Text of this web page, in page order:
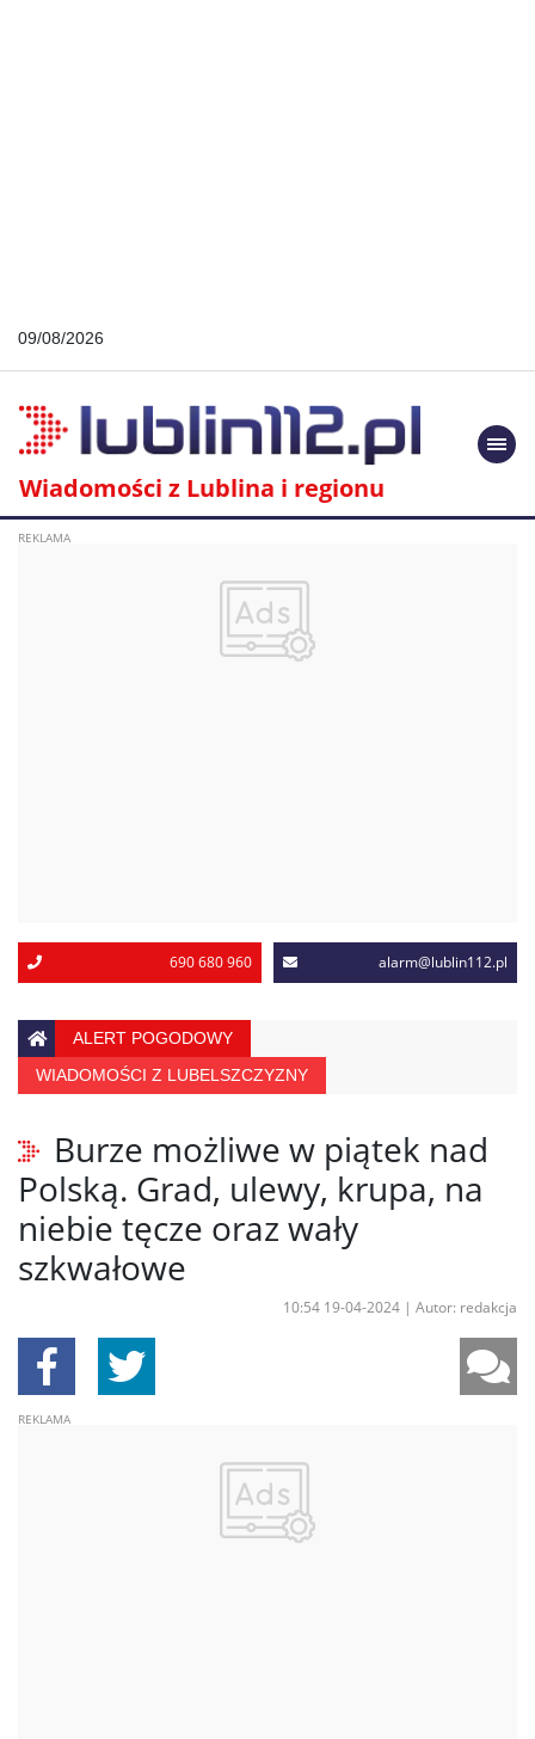
09/08/2026
Wiadomości z Lublina i regionu
690 680 960 alarm@lublin112.pl
ALERT POGODOWY
WIADOMOŚCI Z LUBELSZCZYZNY
Burze możliwe w piątek nad
Polską. Grad, ulewy, krupa, na
niebie tęcze oraz wały
szkwałowe
10:54 19-04-2024 | Autor: redakcja